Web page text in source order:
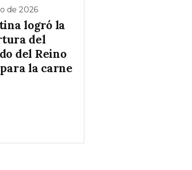
de 2026
logró la
del
del Reino
la carne